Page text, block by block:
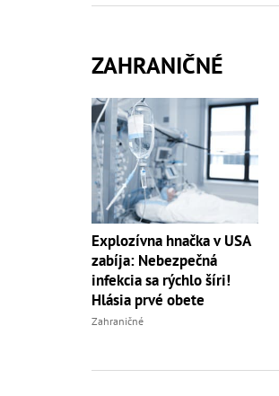
ZAHRANIČNÉ
Explozívna hnačka v USA
zabíja: Nebezpečná
infekcia sa rýchlo šíri!
Hlásia prvé obete
Zahraničné